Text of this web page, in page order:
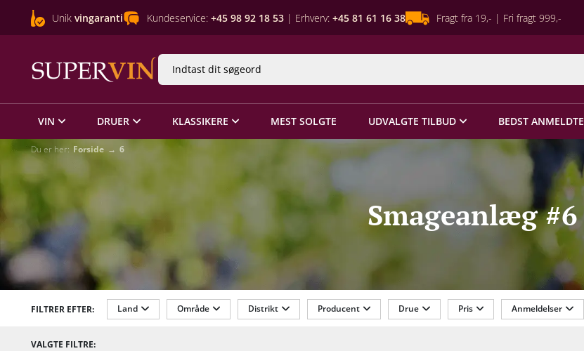
Unik vingaranti Kundeservice: +45 98 92 18 53 | Erhverv: +45 81 61 16 38 Fragt fra 19,- | Fri fragt 999,-
VIN DRUER KLASSIKERE MEST SOLGTE UDVALGTE TILBUD BEDST ANMELDTE
Du er her: Forside 6
Smageanlæg #6
FILTRER EFTER: Land Område Distrikt Producent Drue Pris Anmeldelser
VALGTE FILTRE: